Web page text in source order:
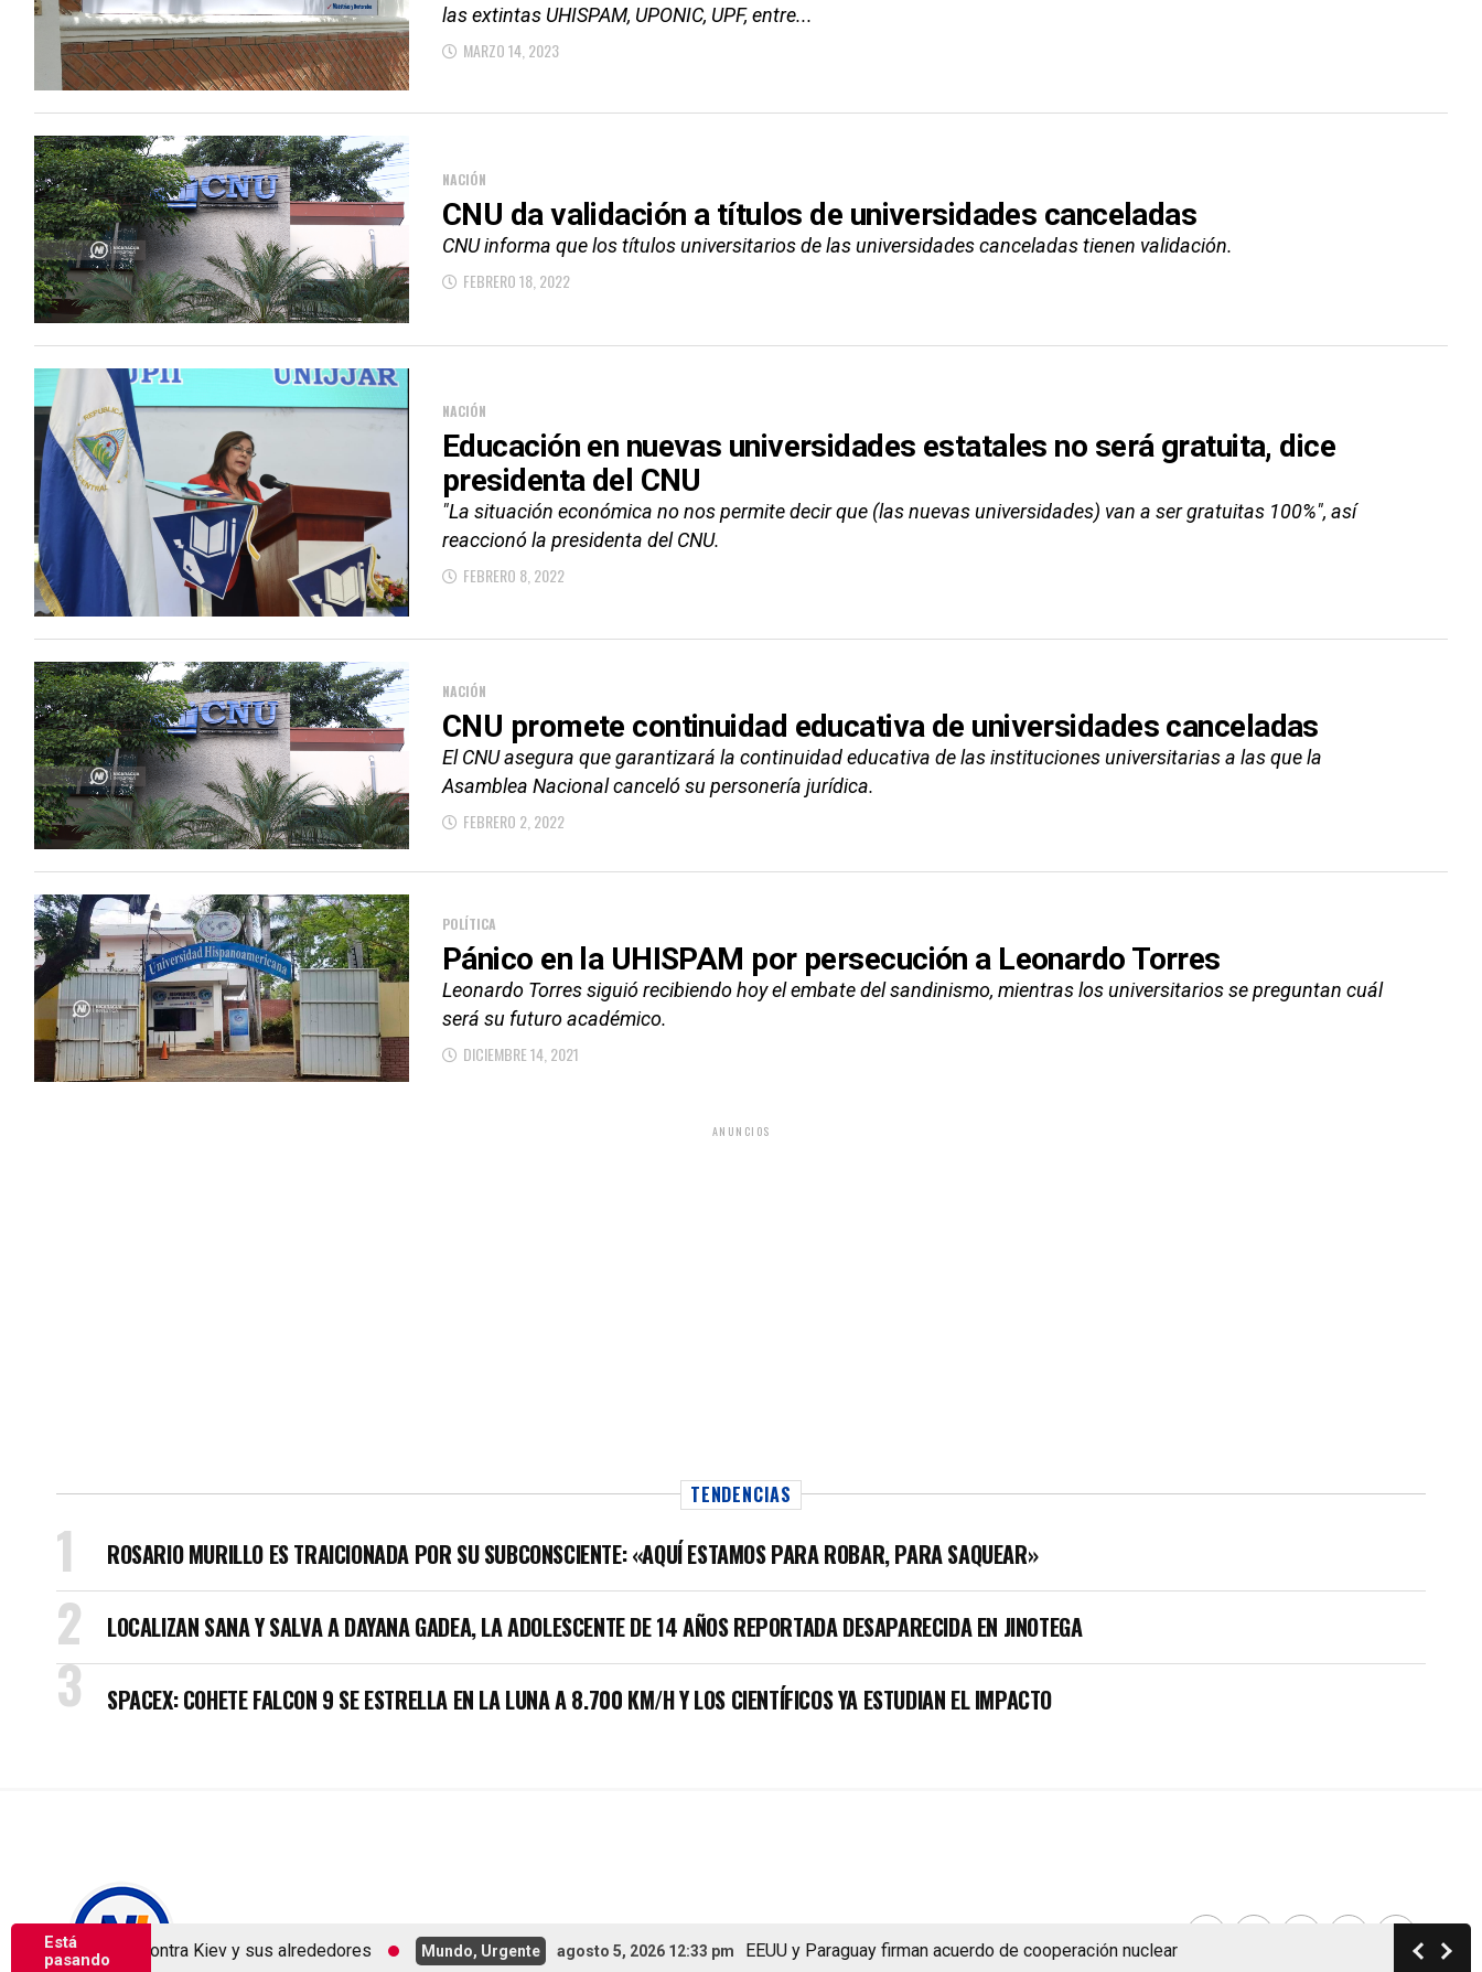
Está
pasando
rusos contra Kiev y sus alrededores Mundo, Urgente agosto 5, 2026 12:33 pm EEUU y Paraguay firman acuerdo de cooperación nuclear
las extintas UHISPAM, UPONIC, UPF, entre...
MARZO 14, 2023
NACIÓN
CNU da validación a títulos de universidades canceladas
CNU informa que los títulos universitarios de las universidades canceladas tienen validación.
FEBRERO 18, 2022
NACIÓN
Educación en nuevas universidades estatales no será gratuita, dice
presidenta del CNU
"La situación económica no nos permite decir que (las nuevas universidades) van a ser gratuitas 100%", así
reaccionó la presidenta del CNU.
FEBRERO 8, 2022
NACIÓN
CNU promete continuidad educativa de universidades canceladas
El CNU asegura que garantizará la continuidad educativa de las instituciones universitarias a las que la
Asamblea Nacional canceló su personería jurídica.
FEBRERO 2, 2022
POLÍTICA
Pánico en la UHISPAM por persecución a Leonardo Torres
Leonardo Torres siguió recibiendo hoy el embate del sandinismo, mientras los universitarios se preguntan cuál
será su futuro académico.
DICIEMBRE 14, 2021
ANUNCIOS
TENDENCIAS
ROSARIO MURILLO ES TRAICIONADA POR SU SUBCONSCIENTE: «AQUÍ ESTAMOS PARA ROBAR, PARA SAQUEAR»
LOCALIZAN SANA Y SALVA A DAYANA GADEA, LA ADOLESCENTE DE 14 AÑOS REPORTADA DESAPARECIDA EN JINOTEGA
SPACEX: COHETE FALCON 9 SE ESTRELLA EN LA LUNA A 8.700 KM/H Y LOS CIENTÍFICOS YA ESTUDIAN EL IMPACTO